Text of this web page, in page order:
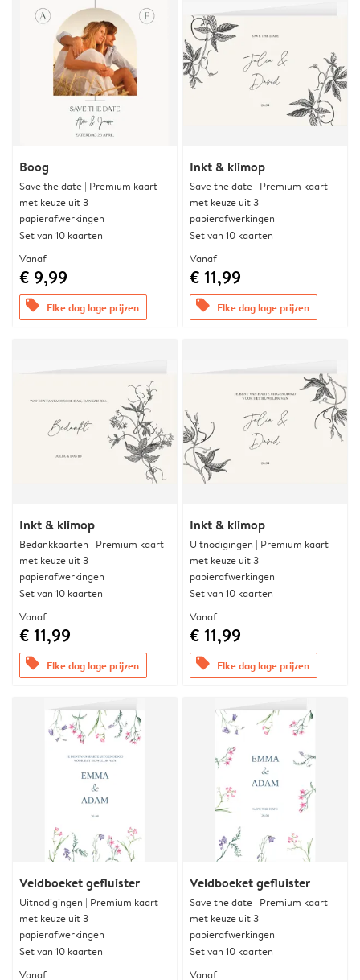
Boog
Save the date | Premium kaart
met keuze uit 3
papierafwerkingen
Set van 10 kaarten
Vanaf
€ 9,99
offers Elke dag lage prijzen
Inkt & klimop
Save the date | Premium kaart
met keuze uit 3
papierafwerkingen
Set van 10 kaarten
Vanaf
€ 11,99
offers Elke dag lage prijzen
Inkt & klimop
Bedankkaarten | Premium kaart
met keuze uit 3
papierafwerkingen
Set van 10 kaarten
Vanaf
€ 11,99
offers Elke dag lage prijzen
Inkt & klimop
Uitnodigingen | Premium kaart
met keuze uit 3
papierafwerkingen
Set van 10 kaarten
Vanaf
€ 11,99
offers Elke dag lage prijzen
Veldboeket gefluister
Uitnodigingen | Premium kaart
met keuze uit 3
papierafwerkingen
Set van 10 kaarten
Vanaf
Veldboeket gefluister
Save the date | Premium kaart
met keuze uit 3
papierafwerkingen
Set van 10 kaarten
Vanaf